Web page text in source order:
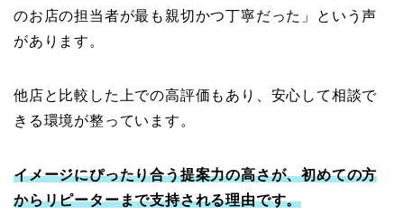
のお店の担当者が最も親切かつ丁寧だった」という声
があります。
他店と比較した上での高評価もあり、安心して相談で
きる環境が整っています。
イメージにぴったり合う提案力の高さが、初めての方
からリピーターまで支持される理由です。